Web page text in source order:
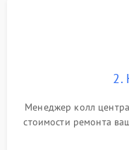
2.
Менеджер колл
стоимости ремонта